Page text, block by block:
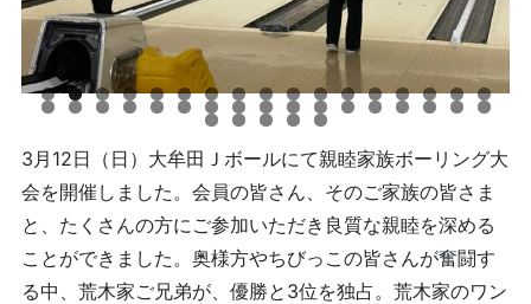
3月12日（日）大牟田Ｊボールにて親睦家族ボーリング大
会を開催しました。会員の皆さん、そのご家族の皆さま
と、たくさんの方にご参加いただき良質な親睦を深める
ことができました。奥様方やちびっこの皆さんが奮闘す
る中、荒木家ご兄弟が、優勝と3位を独占。荒木家のワン